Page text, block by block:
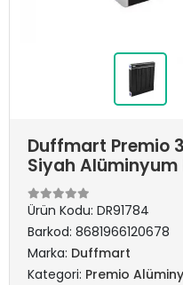
Duffmart Premio
Siyah
Ürün Kodu: DR91784
Barkod: 8681966120678
Marka: Duffmart
Kategori: Premio